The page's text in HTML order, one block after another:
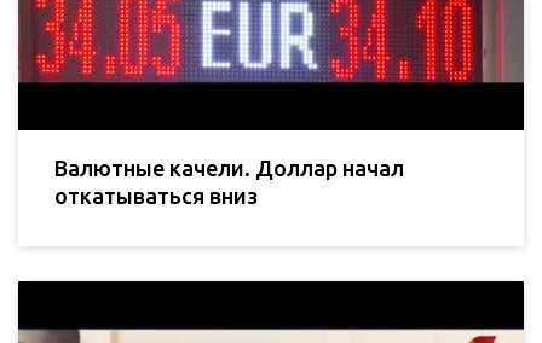
Валютные качели. Доллар начал
откатываться вниз